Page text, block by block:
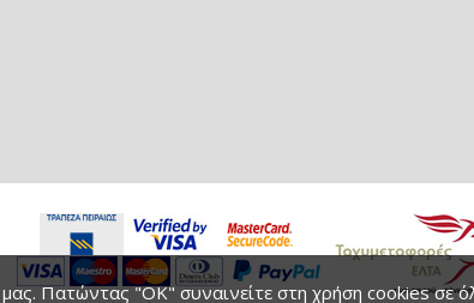
Πατώντας "ΟΚ" συναινείτε στη χρήση cookies σε